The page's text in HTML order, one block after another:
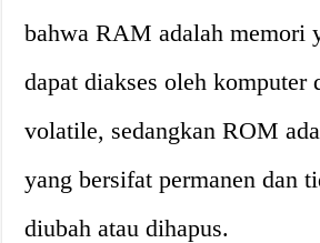
bahwa RAM adalah memori
dapat diakses oleh komputer
volatile, sedangkan ROM
yang bersifat permanen dan
diubah atau dihapus.